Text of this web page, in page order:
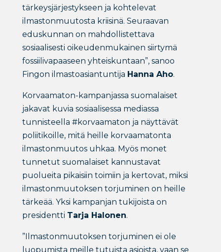
tärkeysjärjestykseen ja kohtelevat
ilmastonmuutosta kriisinä. Seuraavan
eduskunnan on mahdollistettava
sosiaalisesti oikeudenmukainen siirtymä
fossiilivapaaseen yhteiskuntaan”, sanoo
Fingon ilmastoasiantuntija Hanna Aho.
Korvaamaton-kampanjassa suomalaiset
jakavat kuvia sosiaalisessa mediassa
tunnisteella #korvaamaton ja näyttävät
poliitikoille, mitä heille korvaamatonta
ilmastonmuutos uhkaa. Myös monet
tunnetut suomalaiset kannustavat
puolueita pikaisiin toimiin ja kertovat, miksi
ilmastonmuutoksen torjuminen on heille
tärkeää. Yksi kampanjan tukijoista on
presidentti Tarja Halonen.
”Ilmastonmuutoksen torjuminen ei ole
luopumista meille tutuista asioista, vaan se